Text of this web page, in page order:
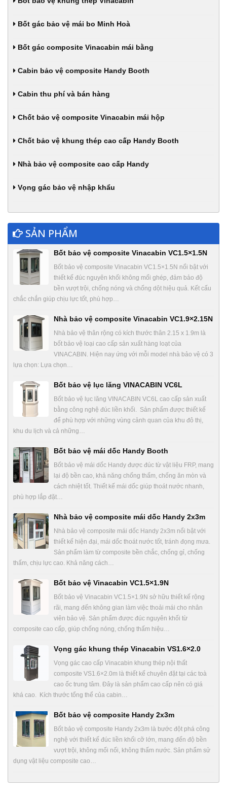
Bốt gác bảo vệ mái bo Minh Hoà
Bốt gác composite Vinacabin mái bằng
Cabin bảo vệ composite Handy Booth
Cabin thu phí và bán hàng
Chốt bảo vệ composite Vinacabin mái hộp
Chốt bảo vệ khung thép cao cấp Handy Booth
Nhà bảo vệ composite cao cấp Handy
Vọng gác bảo vệ nhập khẩu
SẢN PHẨM
Bốt bảo vệ composite Vinacabin VC1.5×1.5N
Bốt bảo vệ composite Vinacabin VC1.5×1.5N nổi bật với
thiết kế đúc nguyên khối không mối ghép, đảm bảo độ
bền vượt trội, chống nóng và chống dột hiệu quả. Kết cấu
chắc chắn giúp chịu lực tốt, phù hợp…
Nhà bảo vệ composite Vinacabin VC1.9×2.15N
Nhà bảo vệ thân rộng có kích thước thân 2.15 x 1.9m là
bốt bảo vệ loại cao cấp sản xuất hàng loạt của
VINACABIN. Hiện nay ứng với mỗi model nhà bảo vệ có 3
lựa chọn: Lựa chọn…
Bốt bảo vệ lục lăng VINACABIN VC6L
Bốt bảo vệ lục lăng VINACABIN VC6L cao cấp sản xuất
bằng công nghệ đúc liền khối. Sản phẩm được thiết kế
để phù hợp với những vùng cảnh quan của khu đô thị,
khu du lịch và cả những…
Bốt bảo vệ mái dốc Handy Booth
Bốt bảo vệ mái dốc Handy được đúc từ vật liệu FRP, mang
lại độ bền cao, khả năng chống thấm, chống ăn mòn và
cách nhiệt tốt. Thiết kế mái dốc giúp thoát nước nhanh,
phù hợp lắp đặt…
Nhà bảo vệ composite mái dốc Handy 2x3m
Nhà bảo vệ composite mái dốc Handy 2x3m nổi bật với
thiết kế hiện đại, mái dốc thoát nước tốt, tránh đọng mưa.
Sản phẩm làm từ composite bền chắc, chống gỉ, chống
thấm, chịu lực cao. Khả năng cách…
Bốt bảo vệ Vinacabin VC1.5×1.9N
Bốt bảo vệ Vinacabin VC1.5×1.9N sở hữu thiết kế rộng
rãi, mang đến không gian làm việc thoải mái cho nhân
viên bảo vệ. Sản phẩm được đúc nguyên khối từ
composite cao cấp, giúp chống nóng, chống thấm hiệu…
Vọng gác khung thép Vinacabin VS1.6×2.0
Vọng gác cao cấp Vinacabin khung thép nội thất
composite VS1.6×2.0m là thiết kế chuyên đặt tại các toà
cao ốc trung tâm. Đây là sản phẩm cao cấp nên có giá
khá cao. Kích thước tổng thể của cabin…
Bốt bảo vệ composite Handy 2x3m
Bốt bảo vệ composite Handy 2x3m là bước đột phá công
nghệ với thiết kế đúc liền khối cỡ lớn, mang đến độ bền
vượt trội, không mối nối, không thấm nước. Sản phẩm sử
dụng vật liệu composite cao…